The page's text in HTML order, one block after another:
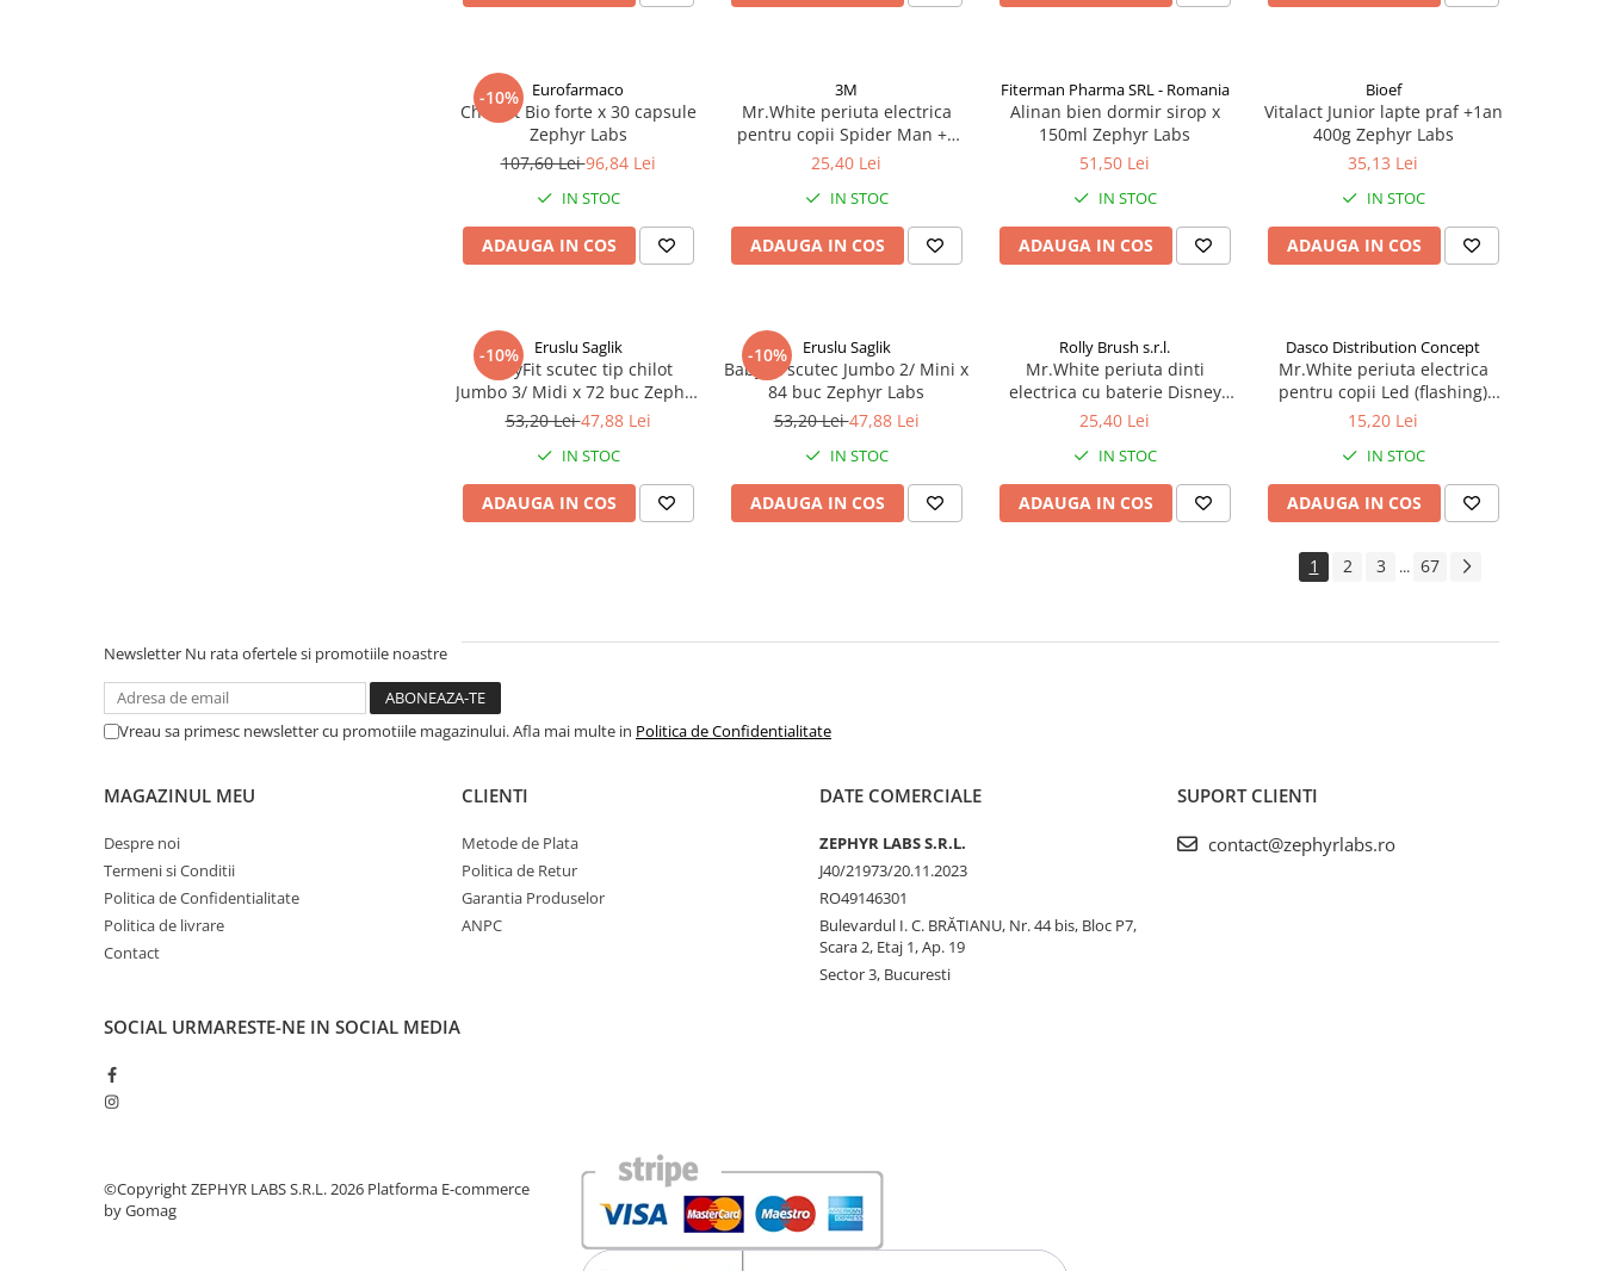
-10% Eurofarmaco
Cholest Bio forte x 30 capsule
Zephyr Labs
107,60 Lei96,84 Lei
IN STOC
ADAUGA IN COS
3M
Mr.White periuta electrica
pentru copii Spider Man +4
ani Zephyr Labs
25,40 Lei
IN STOC
ADAUGA IN COS
Fiterman Pharma SRL - Romania
Alinan bien dormir sirop x
150ml Zephyr Labs
51,50 Lei
IN STOC
ADAUGA IN COS
Bioef
Vitalact Junior lapte praf +1an
400g Zephyr Labs
35,13 Lei
IN STOC
ADAUGA IN COS
-10% Eruslu Saglik
BabyFit scutec tip chilot
Jumbo 3/ Midi x 72 buc Zephyr
Labs
53,20 Lei47,88 Lei
IN STOC
ADAUGA IN COS
-10% Eruslu Saglik
BabyFit scutec Jumbo 2/ Mini x
84 buc Zephyr Labs
53,20 Lei47,88 Lei
IN STOC
ADAUGA IN COS
Rolly Brush s.r.l.
Mr.White periuta dinti
electrica cu baterie Disney
Mickey Zephyr Labs
25,40 Lei
IN STOC
ADAUGA IN COS
Dasco Distribution Concept
Mr.White periuta electrica
pentru copii Led (flashing)
Spider-Man +3 ani Zephyr
15,20 Lei
IN STOC
ADAUGA IN COS
1 2 3 ... 67
Newsletter Nu rata ofertele si promotiile noastre
Vreau sa primesc newsletter cu promotiile magazinului. Afla mai multe in Politica de Confidentialitate
MAGAZINUL MEU
Despre noi
Termeni si Conditii
Politica de Confidentialitate
Politica de livrare
Contact
CLIENTI
Metode de Plata
Politica de Retur
Garantia Produselor
ANPC
DATE COMERCIALE
ZEPHYR LABS S.R.L.
J40/21973/20.11.2023
RO49146301
Bulevardul I. C. BRĂTIANU, Nr. 44 bis, Bloc P7,
Scara 2, Etaj 1, Ap. 19
Sector 3, Bucuresti
SUPORT CLIENTI
contact@zephyrlabs.ro
SOCIAL URMARESTE-NE IN SOCIAL MEDIA
©Copyright ZEPHYR LABS S.R.L. 2026 Platforma E-commerce
by Gomag